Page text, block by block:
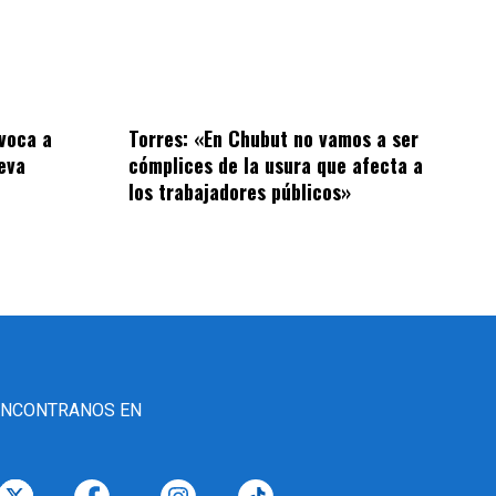
a
Torres: «En Chubut no vamos a ser
cómplices de la usura que afecta a
los trabajadores públicos»
EN